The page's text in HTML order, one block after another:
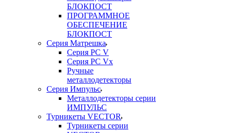
БЛОКПОСТ
ПРОГРАММНОЕ
ОБЕСПЕЧЕНИЕ
БЛОКПОСТ
Серия Матрешка
Серия PC V
Серия PC Vx
Ручные
металлодетекторы
Серия Импульс
Металлодетекторы серии
ИМПУЛЬС
Турникеты VECTOR
Турникеты серии